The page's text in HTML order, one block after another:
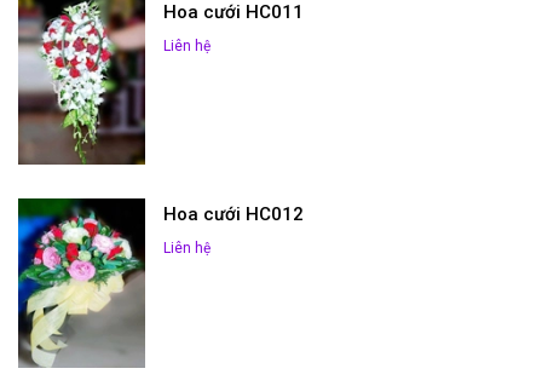
Hoa cưới HC011
Liên hệ
Hoa cưới HC012
Liên hệ